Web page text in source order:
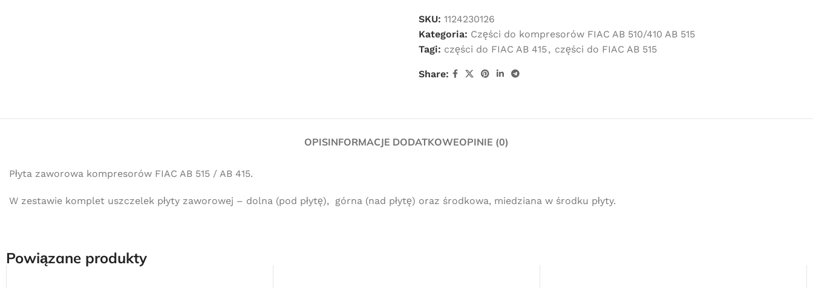
SKU: 1124230126
Kategoria: Części do kompresorów FIAC AB 510/410 AB 515
Tagi: części do FIAC AB 415, części do FIAC AB 515
Share:
OPISINFORMACJE DODATKOWEOPINIE (0)
Płyta zaworowa kompresorów FIAC AB 515 / AB 415.
W zestawie komplet uszczelek płyty zaworowej – dolna (pod płytę), górna (nad płytę) oraz środkowa, miedziana w środku płyty.
Powiązane produkty